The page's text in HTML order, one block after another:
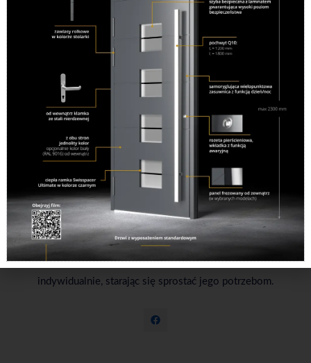
Powstaliśmy w 1995 roku jako firma rodzinna i taki
charakter utrzymujemy do tej pory. Oferujemy sprzedaż
i montaż okien, produkowanych przez najlepszych
dostawców. Do każdego Klienta podchodzimy
indywidualnie, starając się sprostać jego potrzebom.